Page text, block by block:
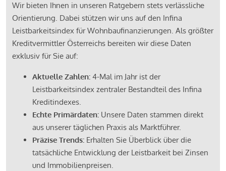
Wir bieten Ihnen in unseren Ratgebern stets verlässliche
Orientierung. Dabei stützen wir uns auf den Infina
Leistbarkeitsindex für Wohnbaufinanzierungen. Als größter
Kreditvermittler Österreichs bereiten wir diese Daten
exklusiv für Sie auf:
Aktuelle Zahlen: 4-Mal im Jahr ist der
Leistbarkeitsindex zentraler Bestandteil des Infina
Kreditindexes.
Echte Primärdaten: Unsere Daten stammen direkt
aus unserer täglichen Praxis als Marktführer.
Präzise Trends: Erhalten Sie Überblick über die
tatsächliche Entwicklung der Leistbarkeit bei Zinsen
und Immobilienpreisen.